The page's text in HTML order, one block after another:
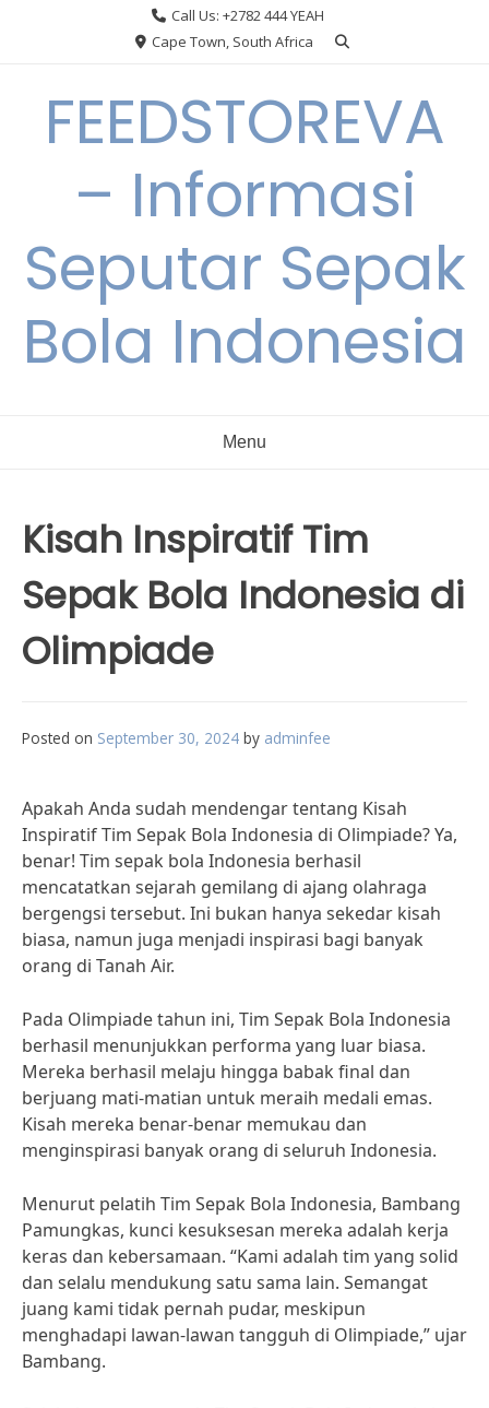
Call Us: +2782 444 YEAH
Cape Town, South Africa
FEEDSTOREVA
– Informasi
Seputar Sepak
Bola Indonesia
Menu
Kisah Inspiratif Tim
Sepak Bola Indonesia di
Olimpiade
Posted on September 30, 2024 by adminfee
Apakah Anda sudah mendengar tentang Kisah
Inspiratif Tim Sepak Bola Indonesia di Olimpiade? Ya,
benar! Tim sepak bola Indonesia berhasil
mencatatkan sejarah gemilang di ajang olahraga
bergengsi tersebut. Ini bukan hanya sekedar kisah
biasa, namun juga menjadi inspirasi bagi banyak
orang di Tanah Air.
Pada Olimpiade tahun ini, Tim Sepak Bola Indonesia
berhasil menunjukkan performa yang luar biasa.
Mereka berhasil melaju hingga babak final dan
berjuang mati-matian untuk meraih medali emas.
Kisah mereka benar-benar memukau dan
menginspirasi banyak orang di seluruh Indonesia.
Menurut pelatih Tim Sepak Bola Indonesia, Bambang
Pamungkas, kunci kesuksesan mereka adalah kerja
keras dan kebersamaan. “Kami adalah tim yang solid
dan selalu mendukung satu sama lain. Semangat
juang kami tidak pernah pudar, meskipun
menghadapi lawan-lawan tangguh di Olimpiade,” ujar
Bambang.